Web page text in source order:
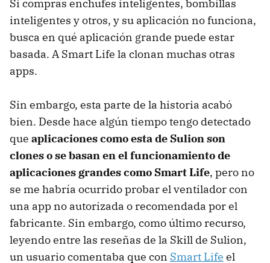
Si compras enchufes inteligentes, bombillas
inteligentes y otros, y su aplicación no funciona,
busca en qué aplicación grande puede estar
basada. A Smart Life la clonan muchas otras
apps.
Sin embargo, esta parte de la historia acabó
bien. Desde hace algún tiempo tengo detectado
que aplicaciones como esta de Sulion son
clones o se basan en el funcionamiento de
aplicaciones grandes como Smart Life, pero no
se me habría ocurrido probar el ventilador con
una app no autorizada o recomendada por el
fabricante. Sin embargo, como último recurso,
leyendo entre las reseñas de la Skill de Sulion,
un usuario comentaba que con Smart Life el